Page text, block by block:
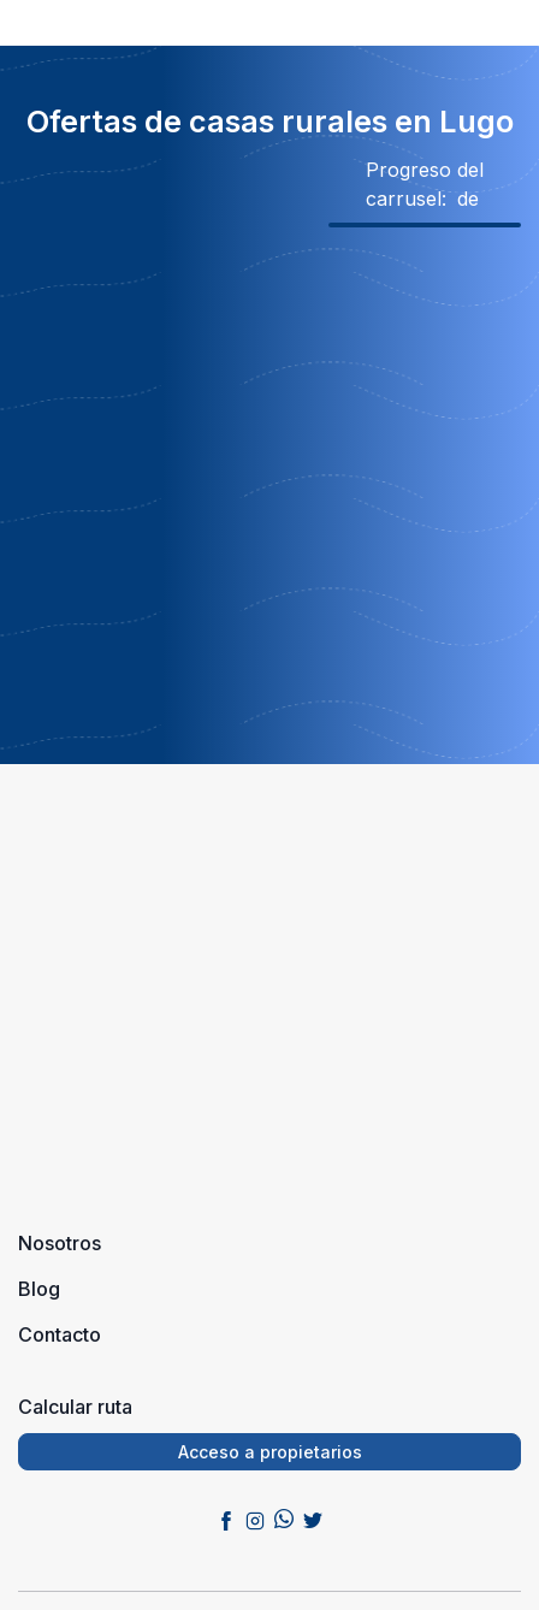
Ofertas de casas rurales en Lugo
Progreso del
carrusel: de
Antas de Ulla | Lugo
Nosotros
Blog
Contacto
Calcular ruta
Acceso a propietarios